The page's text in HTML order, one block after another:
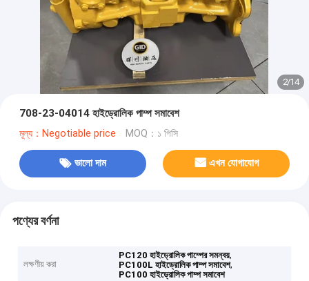
2/14
708-23-04014 হাইড্রোলিক পাম্প সমাবেশ
মূল্য：Negotiable price MOQ：১ পিসি
ভালো দাম এখন যোগাযোগ
পণ্যের বর্ণনা
লক্ষণীয় করা
PC120 হাইড্রোলিক পাম্পের সমন্বয়,
PC100L হাইড্রোলিক পাম্প সমাবেশ,
PC100 হাইড্রোলিক পাম্প সমাবেশ